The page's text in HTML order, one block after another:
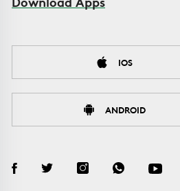
IOS
ANDROID